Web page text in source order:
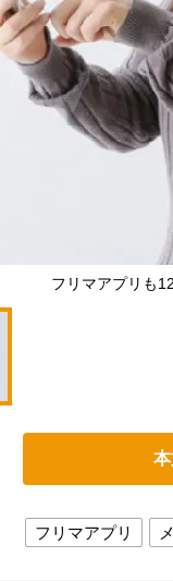
フリマアプリも
フリマアプリ